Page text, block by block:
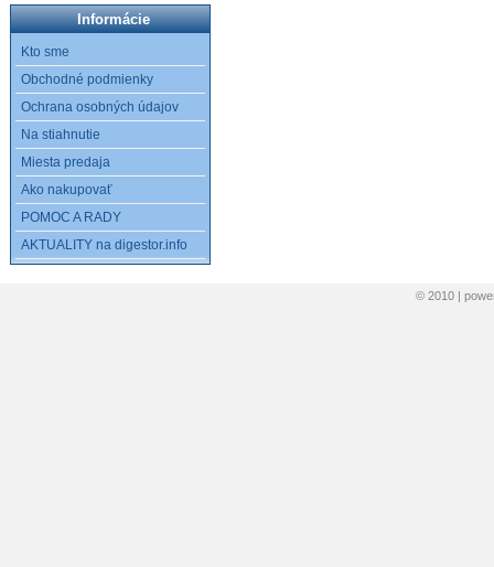
Informácie
Kto sme
Obchodné podmienky
Ochrana osobných údajov
Na stiahnutie
Miesta predaja
Ako nakupovať
POMOC A RADY
AKTUALITY na digestor.info
© 2010 |